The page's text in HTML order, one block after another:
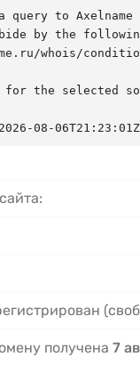
query to Axelname
by the
whois/
for the selected
08-06T21:23:01Z
получена 7